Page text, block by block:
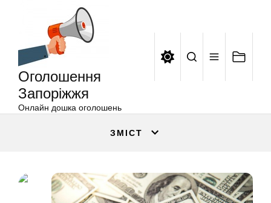
Оголошення
Запоріжжя
Онлайн дошка оголошень
ЗМІСТ